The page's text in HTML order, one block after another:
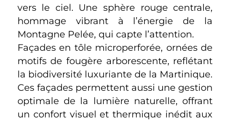
vers le ciel. Une sphère rouge centrale,
hommage vibrant à l’énergie de la
Montagne Pelée, qui capte l’attention.
Façades en tôle microperforée, ornées de
motifs de fougère arborescente, reflétant
la biodiversité luxuriante de la Martinique.
Ces façades permettent aussi une gestion
optimale de la lumière naturelle, offrant
un confort visuel et thermique inédit aux